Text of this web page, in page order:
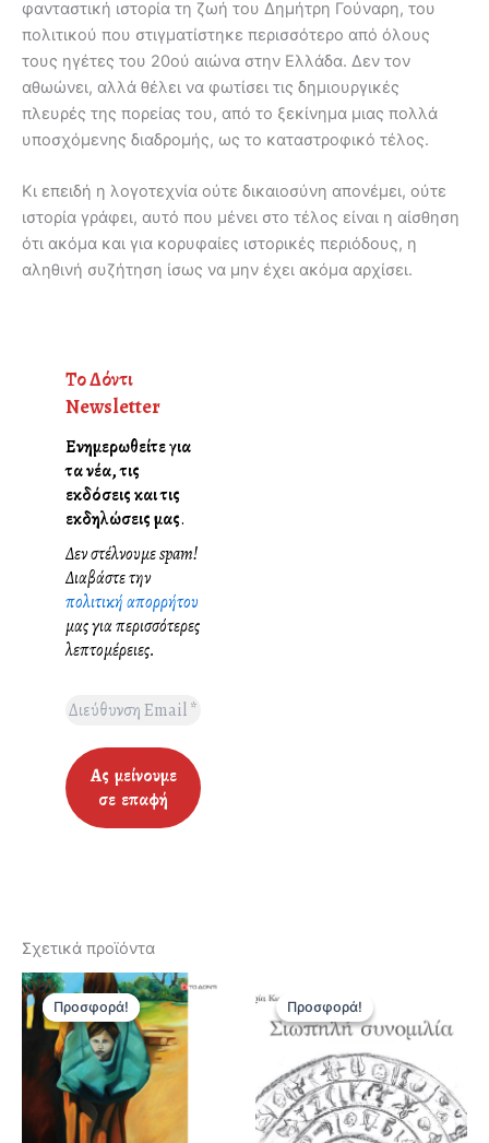
φανταστική ιστορία τη ζωή του Δημήτρη Γούναρη, του
πολιτικού που στιγματίστηκε περισσότερο από όλους
τους ηγέτες του 20ού αιώνα στην Ελλάδα. Δεν τον
αθωώνει, αλλά θέλει να φωτίσει τις δημιουργικές
πλευρές της πορείας του, από το ξεκίνημα μιας πολλά
υποσχόμενης διαδρομής, ως το καταστροφικό τέλος.
Κι επειδή η λογοτεχνία ούτε δικαιοσύνη απονέμει, ούτε
ιστορία γράφει, αυτό που μένει στο τέλος είναι η αίσθηση
ότι ακόμα και για κορυφαίες ιστορικές περιόδους, η
αληθινή συζήτηση ίσως να μην έχει ακόμα αρχίσει.
Το Δόντι
Newsletter
Ενημερωθείτε για
τα νέα, τις
εκδόσεις και τις
εκδηλώσεις μας.
Δεν στέλνουμε spam!
Διαβάστε την
πολιτική απορρήτου
μας για περισσότερες
λεπτομέρειες.
Σχετικά προϊόντα
Προσφορά!
Προσφορά! Προσφορά!
Προσφορά!